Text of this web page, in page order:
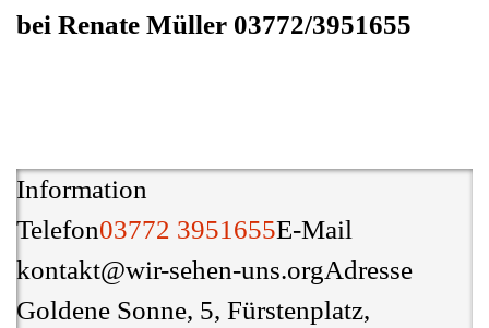
bei Renate Müller 03772/3951655
Information
Telefon03772 3951655E-Mail
kontakt@wir-sehen-uns.orgAdresse
Goldene Sonne, 5, Fürstenplatz,